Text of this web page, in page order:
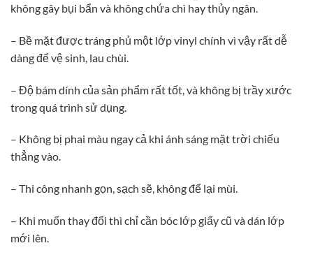
không gây bụi bẩn và không chứa chì hay thủy ngân.
– Bề mặt được tráng phủ một lớp vinyl chính vì vậy rất dễ
dàng để vệ sinh, lau chùi.
– Độ bám dính của sản phẩm rất tốt, và không bị trầy xước
trong quá trình sử dụng.
– Không bị phai màu ngay cả khi ánh sáng mặt trời chiếu
thẳng vào.
– Thi công nhanh gọn, sạch sẽ, không để lại mùi.
– Khi muốn thay đổi thì chỉ cần bóc lớp giấy cũ và dán lớp
mới lên.